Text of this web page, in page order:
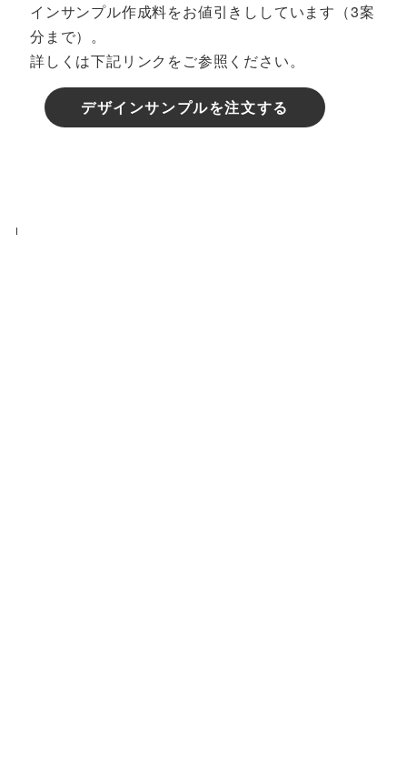
インサンプル作成料をお値引きししています（3案
分まで）。
詳しくは下記リンクをご参照ください。
デザインサンプルを注文する